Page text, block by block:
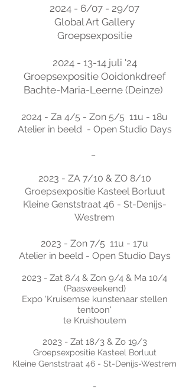
2024 - 6/07 - 29/07
Global Art Gallery
Groepsexpositie
2024 - 13-14juli '24
Groepsexpositie Ooidonkdreef
Bachte-Maria-Leerne (Deinze)
2024 - Za 4/5 - Zon 5/5 11u - 18u
Atelier in beeld - Open Studio Days
2023 - ZA 7/10 & ZO 8/10
Groepsexpositie Kasteel Borluut
Kleine Genststraat 46 - St-Denijs-
Westrem
2023 - Zon 7/5 11u - 17u
Atelier in beeld - Open Studio Days
2023 - Zat 8/4 & Zon 9/4 & Ma 10/4
(Paasweekend)
Expo 'Kruisemse kunstenaar stellen
tentoon'
te Kruishoutem
2023 - Zat 18/3 & Zo 19/3
Groepsexpositie Kasteel Borluut
Kleine Genststraat 46 - St-Denijs-Westrem
-